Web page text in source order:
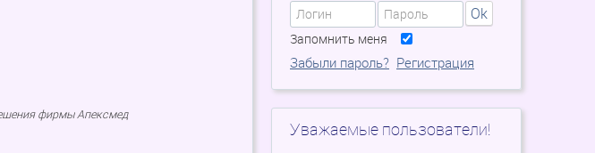
фирмы Апексмед
Ok
Запомнить меня
Забыли пароль? Регистрация
Уважаемые пользователи!